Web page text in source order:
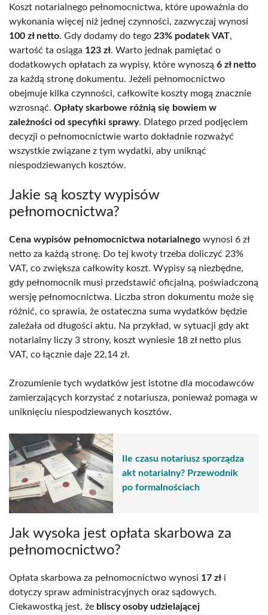
Koszt notarialnego pełnomocnictwa, które upoważnia do
wykonania więcej niż jednej czynności, zazwyczaj wynosi
100 zł netto. Gdy dodamy do tego 23% podatek VAT,
wartość ta osiąga 123 zł. Warto jednak pamiętać o
dodatkowych opłatach za wypisy, które wynoszą 6 zł netto
za każdą stronę dokumentu. Jeżeli pełnomocnictwo
obejmuje kilka czynności, całkowite koszty mogą znacznie
wzrosnąć. Opłaty skarbowe różnią się bowiem w
zależności od specyfiki sprawy. Dlatego przed podjęciem
decyzji o pełnomocnictwie warto dokładnie rozważyć
wszystkie związane z tym wydatki, aby uniknąć
niespodziewanych kosztów.
Jakie są koszty wypisów
pełnomocnictwa?
Cena wypisów pełnomocnictwa notarialnego wynosi 6 zł
netto za każdą stronę. Do tej kwoty trzeba doliczyć 23%
VAT, co zwiększa całkowity koszt. Wypisy są niezbędne,
gdy pełnomocnik musi przedstawić oficjalną, poświadczoną
wersję pełnomocnictwa. Liczba stron dokumentu może się
różnić, co sprawia, że ostateczna suma wydatków będzie
zależała od długości aktu. Na przykład, w sytuacji gdy akt
notarialny liczy 3 strony, koszt wyniesie 18 zł netto plus
VAT, co łącznie daje 22,14 zł.
Zrozumienie tych wydatków jest istotne dla mocodawców
zamierzających korzystać z notariusza, ponieważ pomaga w
uniknięciu niespodziewanych kosztów.
Ile czasu notariusz sporządza
akt notarialny? Przewodnik
po formalnościach
Jak wysoka jest opłata skarbowa za
pełnomocnictwo?
Opłata skarbowa za pełnomocnictwo wynosi 17 zł i
dotyczy spraw administracyjnych oraz sądowych.
Ciekawostką jest, że bliscy osoby udzielającej